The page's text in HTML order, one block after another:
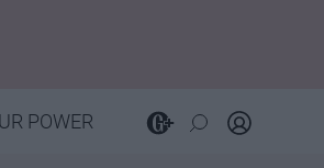
POWER